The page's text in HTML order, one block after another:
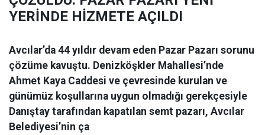
YERİNDE HİZMETE AÇILDI
Avcılar’da 44 yıldır devam eden Pazar Pazarı sorunu
çözüme kavuştu. Denizköşkler Mahallesi’nde
Ahmet Kaya Caddesi ve çevresinde kurulan ve
günümüz koşullarına uygun olmadığı gerekçesiyle
Danıştay tarafından kapatılan semt pazarı, Avcılar
Belediyesi’nin ça